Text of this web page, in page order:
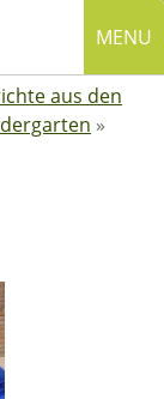
MENU
aus den
»